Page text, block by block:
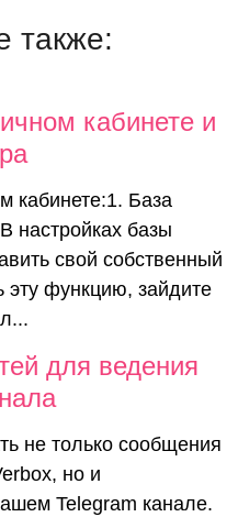
также:
кабинете и
кабинете:1. База
настройках базы
свой собственный
функцию, зайдите
для ведения
не только сообщения
но и
Telegram канале.